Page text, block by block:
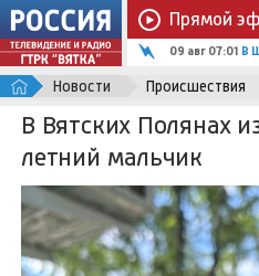
Прямой
09 авг 07:01 В
Новости Происшествия
В Вятских Полянах
летний мальчик